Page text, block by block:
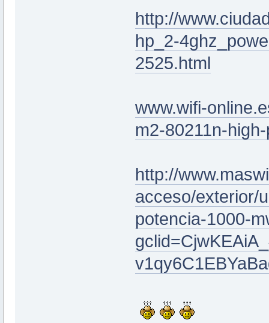
http://
hp_2-
2525.html
www.wifi-
m2-80211n-
http://
acceso/exterior/
potencia-1000-